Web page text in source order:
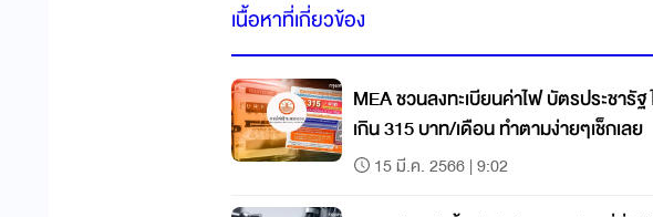
เนื้อหาที่เกี่ยวข้อง
MEA ชวนลงทะเบียนค่าไฟ บัตรประชารัฐ
เกิน 315 บาท/เดือน ทำตามง่ายๆเช็กเลย
15 มี.ค. 2566 | 9:02